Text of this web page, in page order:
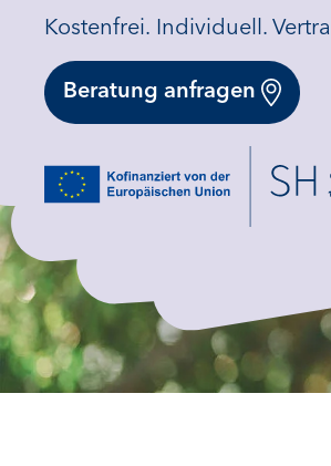
Kostenfrei. Individuell.
Beratung anfragen